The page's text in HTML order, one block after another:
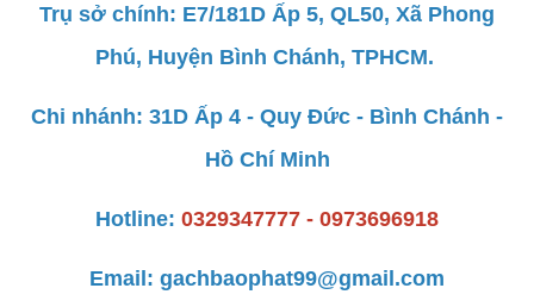
Trụ sở chính: E7/181D Ấp 5, QL50, Xã Phong
Phú, Huyện Bình Chánh, TPHCM.
Chi nhánh: 31D Ấp 4 - Quy Đức - Bình Chánh -
Hồ Chí Minh
Hotline: 0329347777 - 0973696918
Email: gachbaophat99@gmail.com